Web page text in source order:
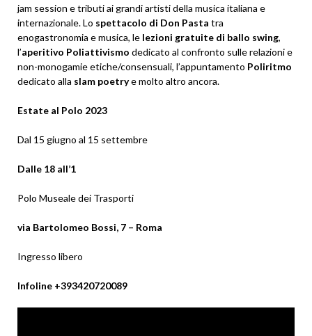
jam session e tributi ai grandi artisti della musica italiana e
internazionale. Lo spettacolo di Don Pasta tra
enogastronomia e musica, le lezioni gratuite di ballo swing,
l’aperitivo Poliattivismo dedicato al confronto sulle relazioni e
non-monogamie etiche/consensuali, l’appuntamento Poliritmo
dedicato alla slam poetrye molto altro ancora.
Estate al Polo 2023
Dal 15 giugno al 15 settembre
Dalle 18 all’1
Polo Museale dei Trasporti
via Bartolomeo Bossi, 7 – Roma
Ingresso libero
Infoline +393420720089